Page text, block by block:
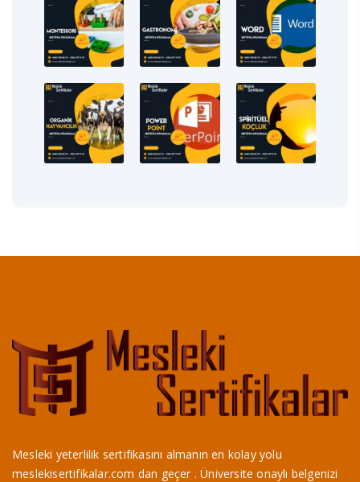
Mesleki yeterlilik sertifikasını almanın en kolay yolu
meslekisertifikalar.com dan geçer . Üniversite onaylı belgenizi